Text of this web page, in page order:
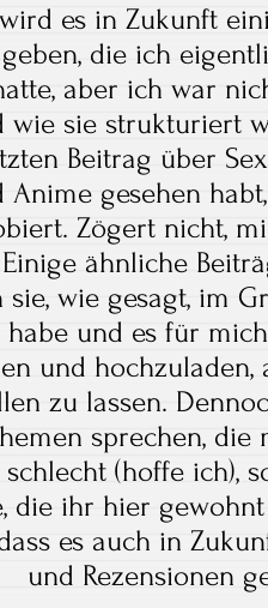
es in Zukunft
die ich
aber ich war
wie sie strukturiert
Beitrag über
Anime gesehen
Zögert nicht,
ähnliche
sie, wie gesagt, im
und es für
und
zu lassen.
sprechen,
(hoffe ich),
die ihr hier
es auch in
und Rezensionen